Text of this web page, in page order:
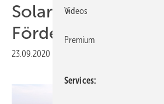
Solarkraftwerk
Förderung
23.09.2020
Videos
Premium
Services